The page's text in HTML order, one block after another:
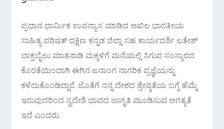
ಪ್ರಧಾನ ಧಾರ್ಮಿಕ ಉಪನ್ಯಾಸ ಮಾಡಿದ ಅಖಿಲ ಭಾರತೀಯ
ಸಾಹಿತ್ಯ ಪರಿಷತ್ ದಕ್ಷಿಣ ಕನ್ನಡ ಜಿಲ್ಲಾ ಸಹ ಕಾರ್ಯದರ್ಶಿ ಲತೇಶ್
ಬಾಕ್ರಬೈಲು ಮಾತನಾಡಿ ಮಕ್ಕಳಿಗೆ ಮನೆಯಲ್ಲಿ ಸಿಗುವ ಸಂಸ್ಕಾರದ
ಕೊರತೆಯಿಂದಾಗಿ ಈಗಿನ ಜನಾಂಗ ನಾಗರಿಕ ಪ್ರಜ್ಞೆಯನ್ನು
ಕಳೆದುಕೊಂಡಿದ್ದಾರೆ. ಜೊತೆಗೆ ನನ್ನ ದೇಶದ ಶ್ರೇಷ್ಠತೆಯ ಬಗ್ಗೆ ಹೆಮ್ಮೆ
ಇರುವುದರಿಂದ ಸ್ವದೇಶಿ ಭಾವದ ಜಾಗೃತಿ ಮೂಡಿಸುವ ಅಗತ್ಯತೆ
ಇದೆ ಎಂದರು.